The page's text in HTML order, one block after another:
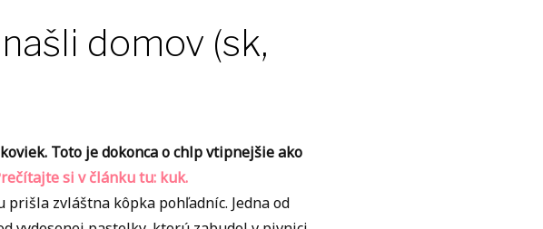
domov (sk,
Toto je dokonca o chlp vtipnejšie ako
si v článku tu: kuk.
zvláštna kôpka pohľadníc. Jedna od